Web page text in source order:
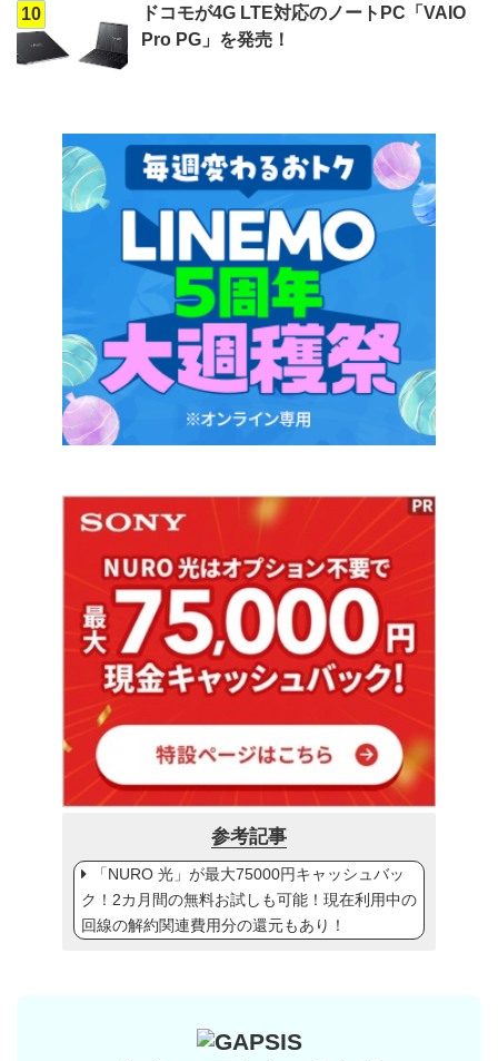
10
ドコモが4G LTE対応のノートPC「VAIO
Pro PG」を発売！
参考記事
「NURO 光」が最大75000円キャッシュバッ
ク！2カ月間の無料お試しも可能！現在利用中の
回線の解約関連費用分の還元もあり！